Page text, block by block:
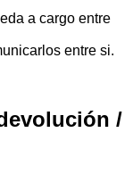
a cargo entre
entre si.
/